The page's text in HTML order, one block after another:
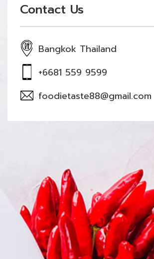
Contact Us
Bangkok Thailand
+6681 559 9599
foodietaste88@gmail.com